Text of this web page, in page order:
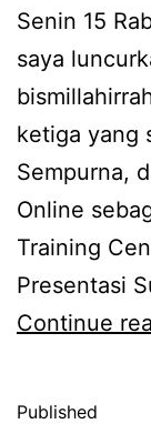
Senin 15
saya
ketiga yang
Sempurna,
Online
Training
Presentasi
Continue
Published